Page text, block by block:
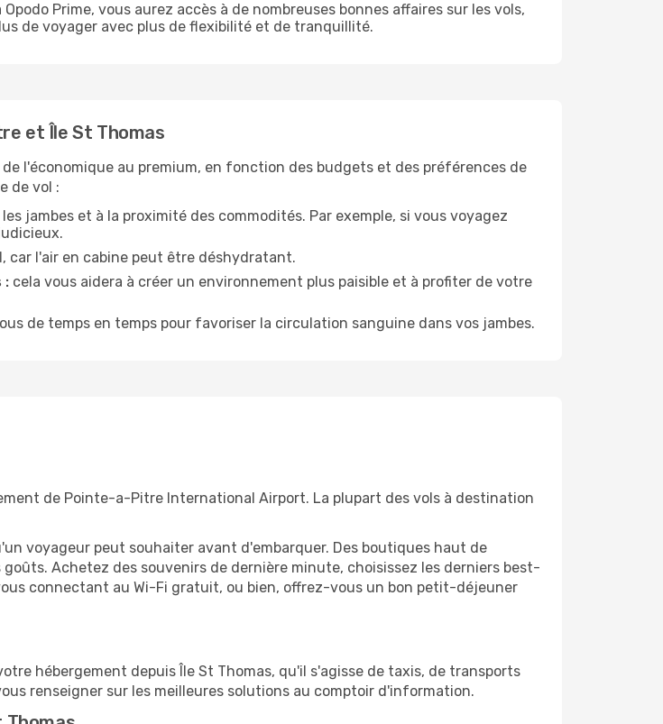
Prime, vous aurez accès à de nombreuses bonnes affaires sur les vols,
de voyager avec plus de flexibilité et de tranquillité.
et Île St Thomas
l'économique au premium, en fonction des budgets et des préférences de
de vol :
jambes et à la proximité des commodités. Par exemple, si vous voyagez
car l'air en cabine peut être déshydratant.
: cela vous aidera à créer un environnement plus paisible et à profiter de votre
de temps en temps pour favoriser la circulation sanguine dans vos jambes.
de Pointe-a-Pitre International Airport. La plupart des vols à destination
voyageur peut souhaiter avant d'embarquer. Des boutiques haut de
Achetez des souvenirs de dernière minute, choisissez les derniers best-
connectant au Wi-Fi gratuit, ou bien, offrez-vous un bon petit-déjeuner
hébergement depuis Île St Thomas, qu'il s'agisse de taxis, de transports
renseigner sur les meilleures solutions au comptoir d'information.